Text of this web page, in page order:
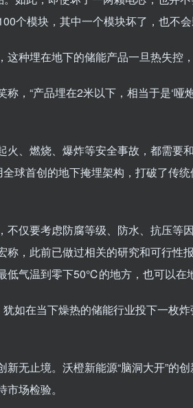
个模块，其中一个模块坏了，也不
种埋在地下的储能产品一旦热失控
，“产品埋在2米以下，相当于是‘
火、燃烧、爆炸等安全事故，都需要
全球首创的地下掩埋架构，打破了传
不仅要考虑防腐等级、防水、抗压等
称，此前已做过相关的研究和可行性
低气温到零下50℃的地方，也可以在
犹如在当下燥热的储能行业投下一枚
新无止境。沃橙新能源“脑洞大开”的
场检验。